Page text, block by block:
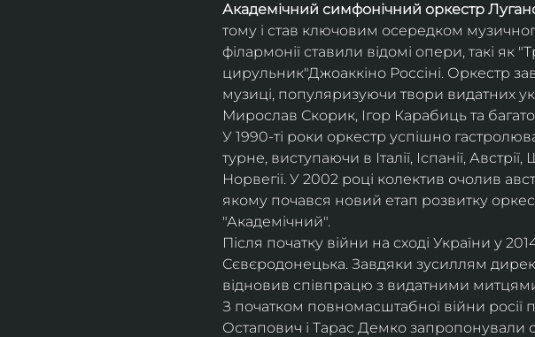
Академічний симфонічний оркестр
тому і став ключовим осередком
філармонії ставили відомі опери, такі як
цирульник"Джоаккіно Россіні. Оркестр
музиці, популяризуючи твори видатних
Мирослав Скорик, Ігор Карабиць та
У 1990-ті роки оркестр успішно
турне, виступаючи в Італії, Іспанії,
Норвегії. У 2002 році колектив очолив
якому почався новий етап розвитку
"Академічний".
Після початку війни на сході України у
Сєвєродонецька. Завдяки зусиллям
відновив співпрацю з видатними
З початком повномасштабної війни росії
Остапович і Тарас Демко запропонували